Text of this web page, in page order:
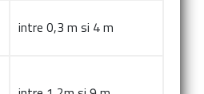
intre 0,3 m si 4 m